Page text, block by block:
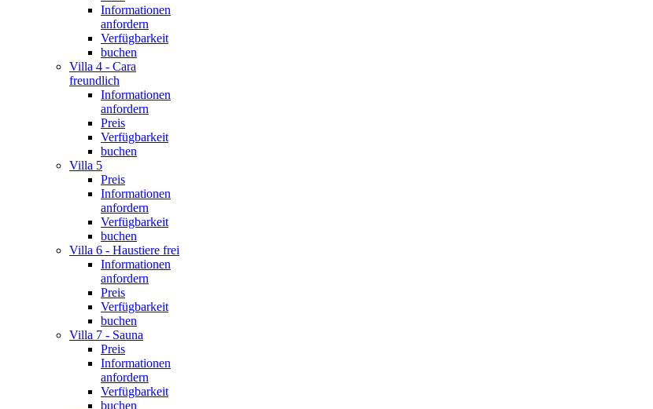
Informationen
anfordern
Verfügbarkeit
buchen
Villa 4 - Cara
freundlich
Informationen
anfordern
Preis
Verfügbarkeit
buchen
Villa 5
Preis
Informationen
anfordern
Verfügbarkeit
buchen
Villa 6 - Haustiere frei
Informationen
anfordern
Preis
Verfügbarkeit
buchen
Villa 7 - Sauna
Preis
Informationen
anfordern
Verfügbarkeit
buchen